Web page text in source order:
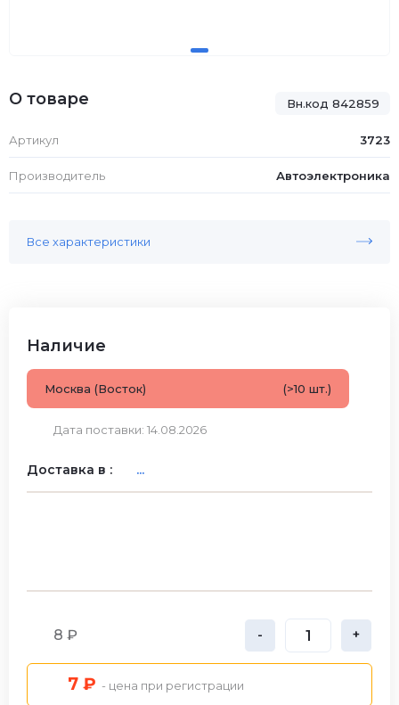
Вн.код 842859
О товаре
Артикул 3723
Производитель Автоэлектроника
Все характеристики
Наличие
Москва (Восток) (>10 шт.)
Дата поставки: 14.08.2026
Доставка в : ...
8 ₽ - +
7 ₽ - цена при регистрации